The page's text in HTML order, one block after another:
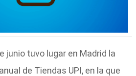
junio tuvo lugar en Madrid la
de Tiendas UPI, en la que